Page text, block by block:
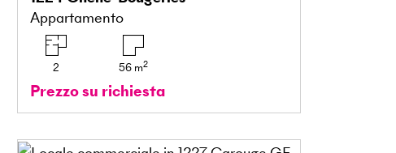
Appartamento
2 56 m2
Prezzo su richiesta